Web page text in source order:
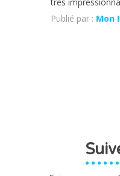
Publié par : Mon